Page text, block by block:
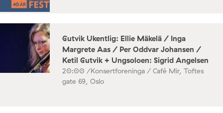
Gutvik Ukentlig: Ellie Mäkelä / Inga
Margrete Aas / Per Oddvar Johansen /
Ketil Gutvik + Ungsoloen: Sigrid Angelsen
20:00 /Konsertforeninga / Café Mir, Toftes
gate 69, Oslo